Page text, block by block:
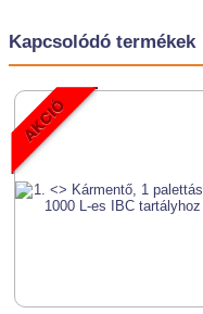
Kapcsolódó termékek